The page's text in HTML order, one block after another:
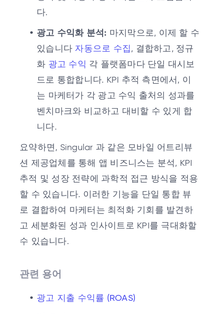
다.
광고 수익화 분석: 마지막으로, 이제 할 수
있습니다 자동으로 수집 , 결합하고, 정규
화 광고 수익 각 플랫폼마다 단일 대시보
드로 통합합니다. KPI 추적 측면에서, 이
는 마케터가 각 광고 수익 출처의 성과를
벤치마크와 비교하고 대비할 수 있게 합
니다.
요약하면, Singular 과 같은 모바일 어트리뷰
션 제공업체를 통해 앱 비즈니스는 분석, KPI
추적 및 성장 전략에 과학적 접근 방식을 적용
할 수 있습니다. 이러한 기능을 단일 통합 뷰
로 결합하여 마케터는 최적화 기회를 발견하
고 세분화된 성과 인사이트로 KPI를 극대화할
수 있습니다.
관련 용어
광고 지출 수익률 (ROAS)